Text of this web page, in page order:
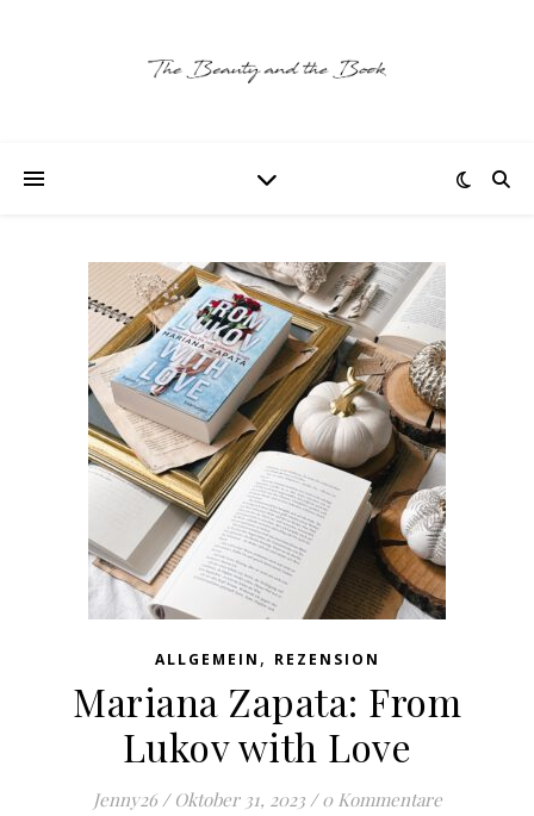
ALLGEMEIN , REZENSION
Mariana Zapata: From
Lukov with Love
Jenny26 / Oktober 31, 2023 / 0 Kommentare